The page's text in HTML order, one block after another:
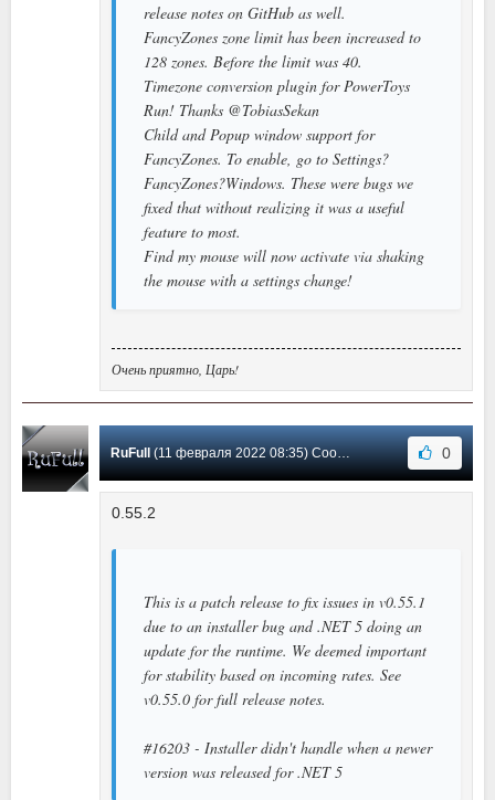
release notes on GitHub as well.
FancyZones zone limit has been increased to
128 zones. Before the limit was 40.
Timezone conversion plugin for PowerToys
Run! Thanks @TobiasSekan
Child and Popup window support for
FancyZones. To enable, go to Settings?
FancyZones?Windows. These were bugs we
fixed that without realizing it was a useful
feature to most.
Find my mouse will now activate via shaking
the mouse with a settings change!
Очень приятно, Царь!
RuFull(11 февраля 2022 08:35) Сообщение #17 0
0.55.2
This is a patch release to fix issues in v0.55.1
due to an installer bug and .NET 5 doing an
update for the runtime. We deemed important
for stability based on incoming rates. See
v0.55.0 for full release notes.
#16203 - Installer didn't handle when a newer
version was released for .NET 5